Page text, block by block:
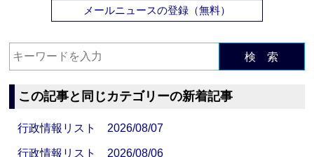
メールニュースの登録（無料）
検 索
この記事と同じカテゴリーの新着記事
行政情報リスト 2026/08/07
行政情報リスト 2026/08/06